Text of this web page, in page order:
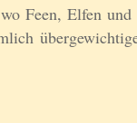
Feen, Elfen